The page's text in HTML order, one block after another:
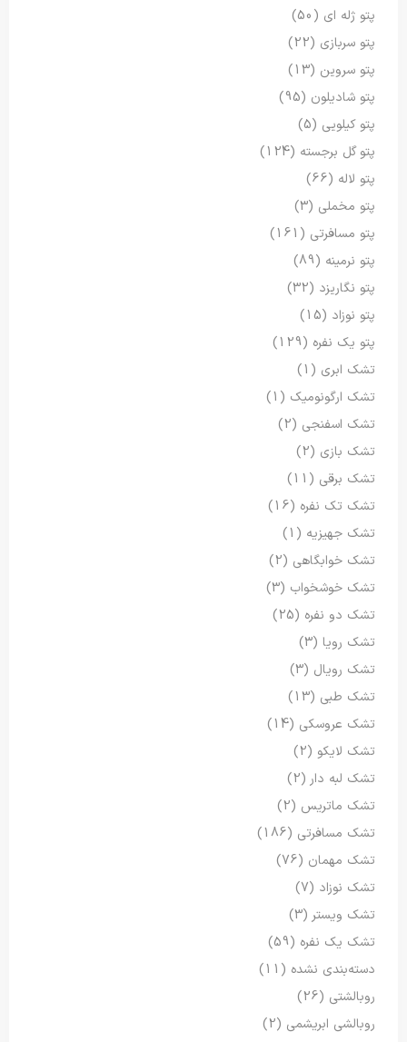
پتو ژله ای (50)
پتو سربازی (22)
پتو سروین (13)
پتو شادیلون (95)
پتو کیلویی (5)
پتو گل برجسته (124)
پتو لاله (66)
پتو مخملی (3)
پتو مسافرتی (161)
پتو نرمینه (89)
پتو نگاریزد (32)
پتو نوزاد (15)
پتو یک نفره (129)
تشک ابری (1)
تشک ارگونومیک (1)
تشک اسفنجی (2)
تشک بازی (2)
تشک برقی (11)
تشک تک نفره (16)
تشک جهیزیه (1)
تشک خوابگاهی (2)
تشک خوشخواب (3)
تشک دو نفره (25)
تشک رویا (3)
تشک رویال (3)
تشک طبی (13)
تشک عروسکی (14)
تشک لایکو (2)
تشک لبه دار (2)
تشک ماتریس (2)
تشک مسافرتی (186)
تشک مهمان (76)
تشک نوزاد (7)
تشک ویستر (3)
تشک یک نفره (59)
دسته‌بندی نشده (11)
روبالشتی (26)
روبالشی ابریشمی (2)